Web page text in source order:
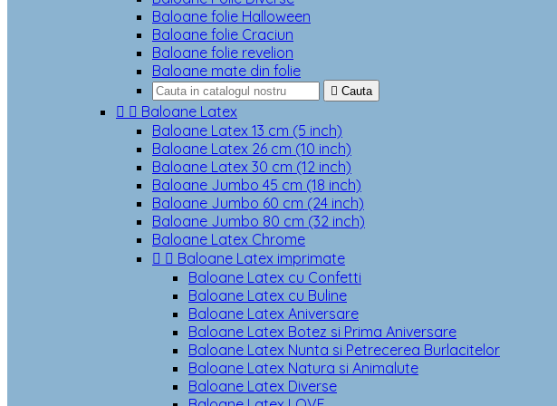
Baloane folie Halloween
Baloane folie Craciun
Baloane folie revelion
Baloane mate din folie
 Cauta
  Baloane Latex
Baloane Latex 13 cm (5 inch)
Baloane Latex 26 cm (10 inch)
Baloane Latex 30 cm (12 inch)
Baloane Jumbo 45 cm (18 inch)
Baloane Jumbo 60 cm (24 inch)
Baloane Jumbo 80 cm (32 inch)
Baloane Latex Chrome
  Baloane Latex imprimate
Baloane Latex cu Confetti
Baloane Latex cu Buline
Baloane Latex Aniversare
Baloane Latex Botez si Prima Aniversare
Baloane Latex Nunta si Petrecerea Burlacitelor
Baloane Latex Natura si Animalute
Baloane Latex Diverse